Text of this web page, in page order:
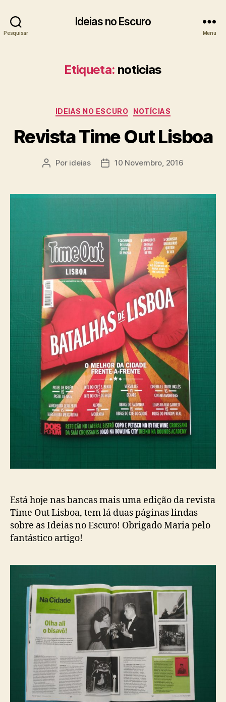
Pesquisar
Ideias no Escuro
Menu
Etiqueta: noticias
Categorias
IDEIAS NO ESCURO NOTÍCIAS
Revista Time Out Lisboa
Autor
Por ideias
Data10 Novembro, 2016
Está hoje nas bancas mais uma edição da revista
Time Out Lisboa, tem lá duas páginas lindas
sobre as Ideias no Escuro! Obrigado Maria pelo
fantástico artigo!